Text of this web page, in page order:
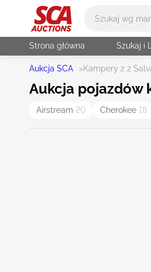
Strona główna Szukaj i
Aukcja SCA >Kampery z z
Aukcja pojazdów
Airstream 20 Cherokee 18